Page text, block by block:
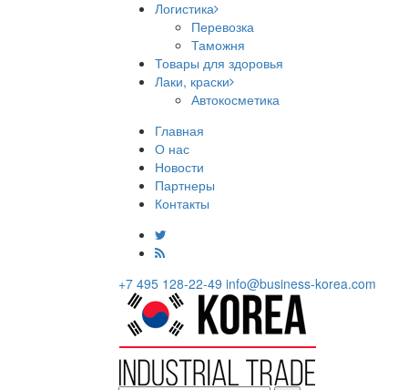
Логистика
Перевозка
Таможня
Товары для здоровья
Лаки, краски
Автокосметика
Главная
О нас
Новости
Партнеры
Контакты
+7 495 128-22-49 info@business-korea.com